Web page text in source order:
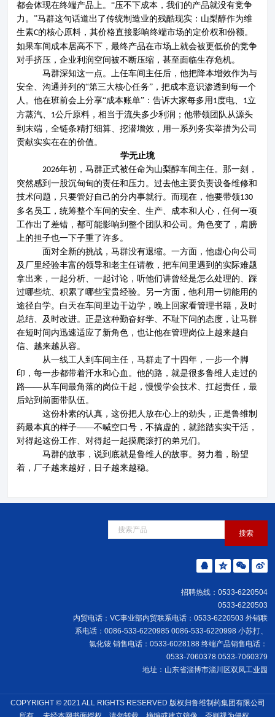
都会体现在终端产品上。 “压不下成本，我们的产品就没有竞争
力。”马群这句话道出了传统制造业的残酷现实：山梨醇作为维
生素C的核心原料，其价格直接影响终端市场的定价权和份额。
如果车间成本居高不下，最终产品在市场上就会被更低价的竞争
对手挤压，企业利润空间被不断压缩，甚至面临生存危机。
马群深知这一点。 上任车间主任后，他把降本增效作为与
安全、沟通并列的“第三大核心任务” ， 把成本意识渗透到每一个
人。他在班前会上分享“成本账单”：告诉大家每多用 1度电、 1立
方蒸汽、 1公斤原料，相当于流失多少利润； 他带领团队从源头
到末端，全链条精打细算、挖潜增效，用一系列务实举措为公司
贡献实实在在的价值。
学无止境
2026年初，马群正式被任命为山梨醇车间主任。那一刻，
突然感到一股沉甸甸的责任和压力。过去他主要负责设备维修和
技术问题，只要管好自己的分内事就行。而现在，他要带领130
多名员工，统筹整个车间的安全、生产、成本和人心，任何一项
工作出了差错，都可能影响到整个团队和公司。角色变了，肩膀
上的担子也一下子重了许多。
面对全新的挑战，马群没有退缩。一方面 ，他虚心向公司
及厂里经验丰富的领导和老主任请教，把车间里遇到的实际难题
拿出来，一起分析、一起讨论，听他们讲曾经是怎么处理的、踩
过哪些坑、积累了哪些宝贵经验。另一方面， 他利用一切能用的
途径自学。白天在车间里边干边学，晚上回家看管理书籍，及时
总结、及时改进。正是这种勤奋好学、不耻下问的态度，让马群
在短时间内迅速适应了新角色，也让他在管理岗位上越来越自
信、越来越从容。
从一线工人到车间主任，马群走了十四年， 一步一个脚
印 ，每一步都带着汗水和心血。他的路，就是很多鲁维人走过的
路——从车间最角落的岗位干起，慢慢学会技术、扛起责任，最
后站到前面带队伍。
这份朴素的认真，这份把人放在心上的劲头，正是鲁维制
药最本真的样子——不喊空口号，不搞虚的，就踏踏实实干活，
对得起这份工作、对得起一起摸爬滚打的弟兄们。
马群的故事，说到底就是鲁维人的故事。努力着， 盼望
着，厂子越来越好，日子越来越稳。
招聘热线：0533-6220504
0533-6220503
内贸电话：VC事业部内贸联系电话：0533-6220503 外销联
系电话：0086-533-6220985 0086-533-6220998 小苏打、
氯化铵 销售电话：0533-6028188 终端产品销售电话：
0533-7060378 0533-7060379
地址：山东省淄博市淄川区双凤工业园
COPYRIGHT © 2021 ALL RIGHTS RESERVED 版权归鲁维制药集团有限公司